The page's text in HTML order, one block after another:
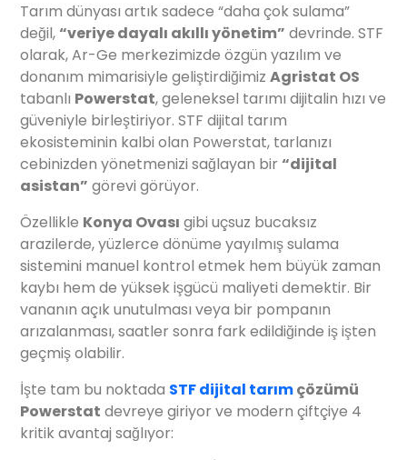
Tarım dünyası artık sadece “daha çok sulama”
değil, “veriye dayalı akıllı yönetim” devrinde. STF
olarak, Ar-Ge merkezimizde özgün yazılım ve
donanım mimarisiyle geliştirdiğimiz Agristat OS
tabanlı Powerstat, geleneksel tarımı dijitalin hızı ve
güveniyle birleştiriyor. STF dijital tarım
ekosisteminin kalbi olan Powerstat, tarlanızı
cebinizden yönetmenizi sağlayan bir “dijital
asistan” görevi görüyor.
Özellikle Konya Ovası gibi uçsuz bucaksız
arazilerde, yüzlerce dönüme yayılmış sulama
sistemini manuel kontrol etmek hem büyük zaman
kaybı hem de yüksek işgücü maliyeti demektir. Bir
vananın açık unutulması veya bir pompanın
arızalanması, saatler sonra fark edildiğinde iş işten
geçmiş olabilir.
İşte tam bu noktada STF dijital tarımçözümü
Powerstat devreye giriyor ve modern çiftçiye 4
kritik avantaj sağlıyor: